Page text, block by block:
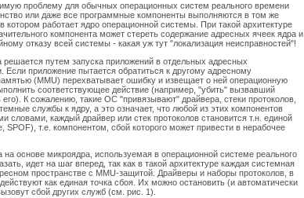
проблему для обычных операционных систем реального времени
или даже все программные компоненты выполняются в том же
котором работает ядро операционной системы. При такой архитектуре
компонента может стереть содержание адресных ячеек ядра и
отказу всей системы - какая уж тут "локализация неисправностей"!
путем запуска приложений в отдельных адресных
Если приложение пытается обратиться к другому адресному
(MMU) перехватывает ошибку и извещает о ней операционную
соответствующее действие (например, "убить" вызвавший
К сожалению, такие ОС "привязывают" драйвера, стеки протоколов,
службы к ядру, а это означает, что любой из этих компонентов
словами, каждый драйвер или стек протоколов становится т.н. единой
SPOF), т.е. компонентом, сбой которого может привести в нерабочее
на основе микроядра, используемая в операционной системе реального
идет на шаг вперед, так как в такой архитектуре каждая системная
пространстве с MMU-защитой. Драйверы и наборы протоколов, в
как единая точка сбоя. Их можно остановить (и автоматически
сбой других служб (см. рис. 1).